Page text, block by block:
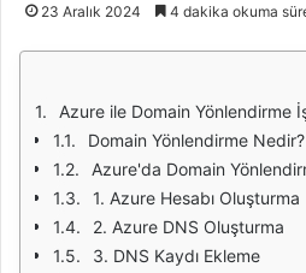
23 Aralık 2024 4 dakika okuma
Azure ile Domain Yönlendirme
Domain Yönlendirme Nedir?
Azure'da Domain
1. Azure Hesabı Oluşturma
2. Azure DNS Oluşturma
3. DNS Kaydı Ekleme